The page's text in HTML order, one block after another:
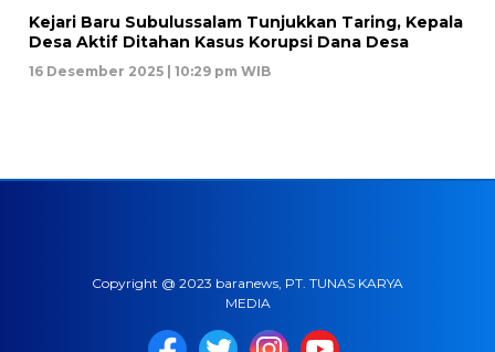
Kejari Baru Subulussalam Tunjukkan Taring, Kepala
Desa Aktif Ditahan Kasus Korupsi Dana Desa
16 Desember 2025 | 10:29 pm WIB
Copyright @ 2023 baranews, PT. TUNAS KARYA
MEDIA